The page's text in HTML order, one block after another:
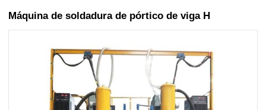
Máquina de soldadura de pórtico de viga H